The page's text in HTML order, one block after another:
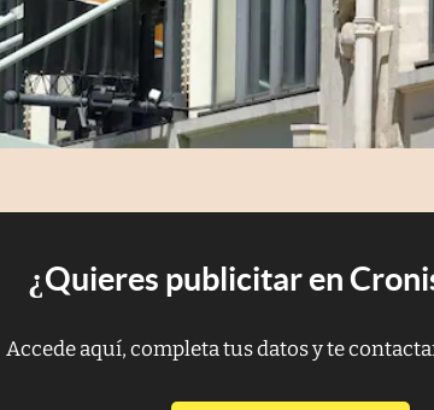
¿Quieres publicitar en
Accede aquí, completa tus datos y te